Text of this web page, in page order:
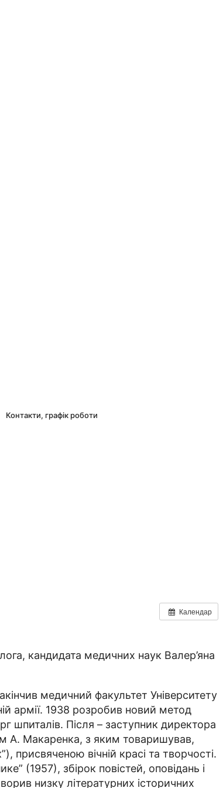
Контакти, графік роботи
Календар
кандидата медичних наук Валер’яна
медичний факультет Університету
армії. 1938 розробив новий метод
шпиталів. Після – заступник директора
А. Макаренка, з яким товаришував,
вічній красі та творчості.
(1957), збірок повістей, оповідань і
низку літературних історичних